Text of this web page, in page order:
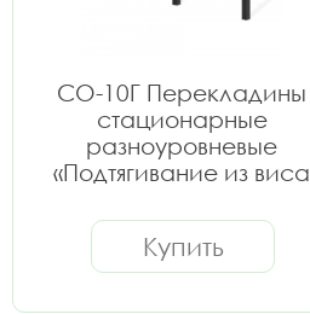
СО-10Г Перекладины
стационарные
разноуровневые
«Подтягивание из виса
перекладине»
Купить